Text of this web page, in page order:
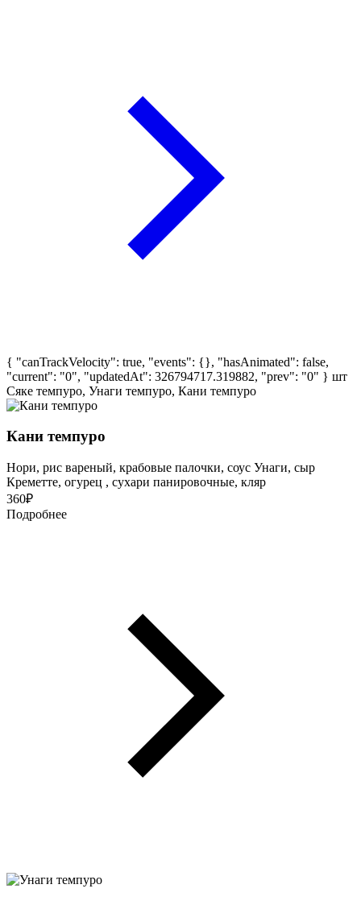
{ "canTrackVelocity": true, "events": {}, "hasAnimated": false,
"current": "0", "updatedAt": 326794717.319882, "prev": "0" } шт
Сяке темпуро, Унаги темпуро, Кани темпуро
Кани темпуро
Нори, рис вареный, крабовые палочки, соус Унаги, сыр
Креметте, огурец , сухари панировочные, кляр
360₽
Подробнее